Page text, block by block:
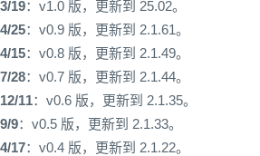
19：v1.0 版，更新到 25.02。
25：v0.9 版，更新到 2.1.61。
15：v0.8 版，更新到 2.1.49。
28：v0.7 版，更新到 2.1.44。
11：v0.6 版，更新到 2.1.35。
9：v0.5 版，更新到 2.1.33。
17：v0.4 版，更新到 2.1.22。